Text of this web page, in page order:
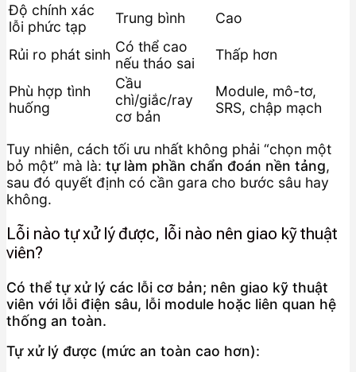
Độ chính xác
lỗi phức tạp
Trung bình Cao
Rủi ro phát sinh Có thể cao
nếu tháo sai
Thấp hơn
Phù hợp tình
huống
Cầu
chì/giắc/ray
cơ bản
Module, mô-tơ,
SRS, chập mạch
Tuy nhiên, cách tối ưu nhất không phải “chọn một
bỏ một” mà là: tự làm phần chẩn đoán nền tảng,
sau đó quyết định có cần gara cho bước sâu hay
không.
Lỗi nào tự xử lý được, lỗi nào nên giao kỹ thuật
viên?
Có thể tự xử lý các lỗi cơ bản; nên giao kỹ thuật
viên với lỗi điện sâu, lỗi module hoặc liên quan hệ
thống an toàn.
Tự xử lý được (mức an toàn cao hơn):